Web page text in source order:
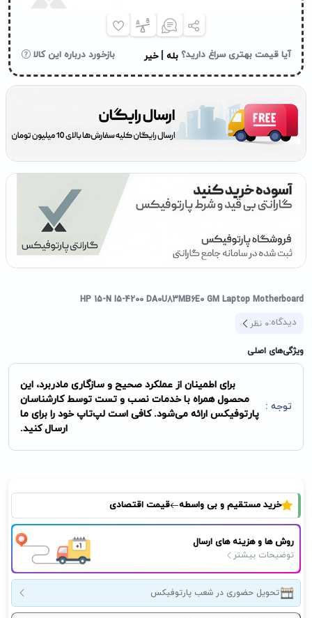
HP 15-N I5-4200 DA0U83MB6E0 GM Laptop Motherboard
دیدگاه:0 نظر
ویژگی‌های اصلی
توجه :
برای اطمینان از عملکرد صحیح و سازگاری مادربرد، این
محصول همراه با خدمات نصب و تست توسط کارشناسان
پارتوفیکس ارائه می‌شود. کافی است لپ‌تاپ خود را برای ما
ارسال کنید.
آیا قیمت بهتری سراغ دارید؟ بله خیر بازخورد درباره این کالا
خرید مستقیم و بی واسطه قیمت اقتصادی
روش ها و هزینه های ارسال
توضیحات بیشتر
تحویل حضوری در شعب پارتوفیکس